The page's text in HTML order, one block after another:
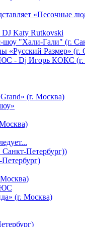
«Песочные
Katy Rutkovski
шоу "Хали-Гали" (г.
«Русский Размер» (г.
- Dj Игорь КОКС (г.
(г. Москва)
Петербург))
(г. Москва)